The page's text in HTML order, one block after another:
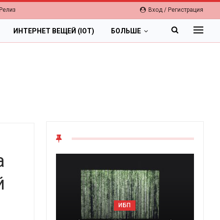
Вход / Регистрация
ИНТЕРНЕТ ВЕЩЕЙ (IOT) БОЛЬШЕ
ОБЛАКА
Цифровая экономика 2026.